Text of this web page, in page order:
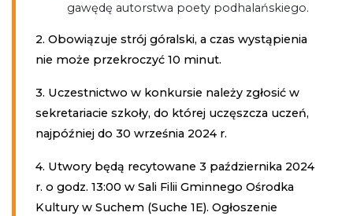
gawędę autorstwa poety podhalańskiego.
2. Obowiązuje strój góralski, a czas wystąpienia
nie może przekroczyć 10 minut.
3. Uczestnictwo w konkursie należy zgłosić w
sekretariacie szkoły, do której uczęszcza uczeń,
najpóźniej do 30 września 2024 r.
4. Utwory będą recytowane 3 października 2024
r. o godz. 13:00 w Sali Filii Gminnego Ośrodka
Kultury w Suchem (Suche 1E). Ogłoszenie